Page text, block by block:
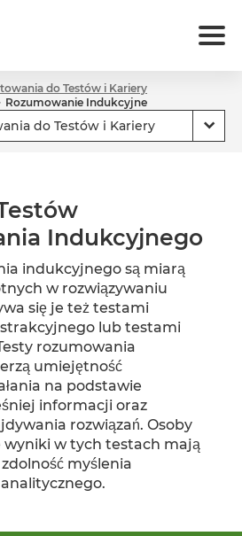
do Testów i Kariery
Rozumowanie Indukcyjne
Indukcyjnego
indukcyjnego są miarą
w rozwiązywaniu
się je też testami
lub testami
rozumowania
umiejętność
na podstawie
informacji oraz
rozwiązań. Osoby
wyniki w tych testach mają
myślenia